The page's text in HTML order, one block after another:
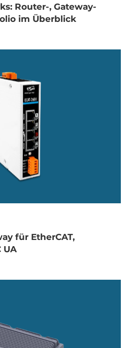
Router-, Gateway-
im Überblick
für EtherCAT,
UA